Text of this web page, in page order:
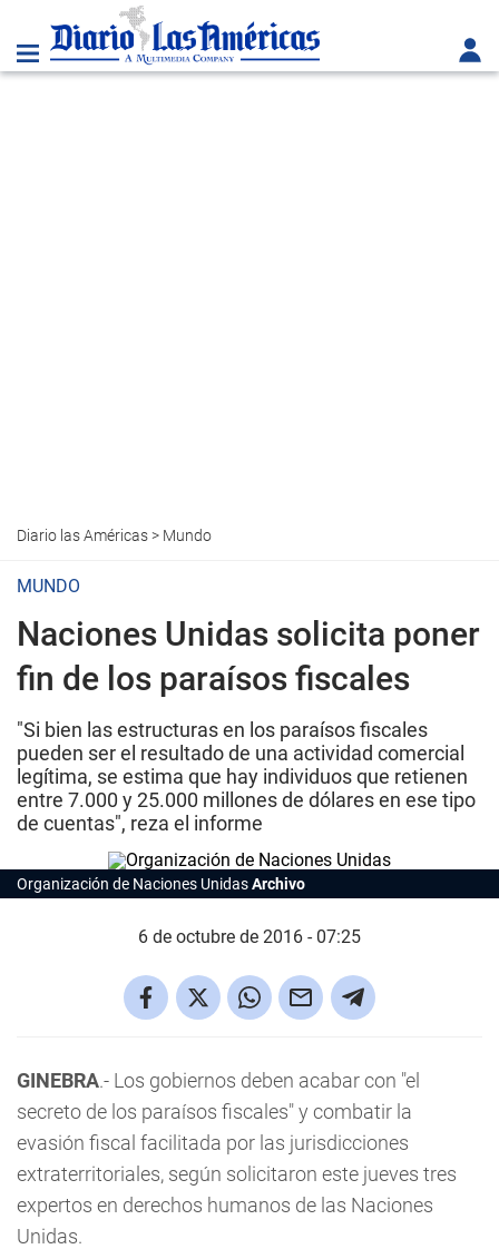
Diario las Américas> Mundo
MUNDO
Naciones Unidas solicita poner
fin de los paraísos fiscales
"Si bien las estructuras en los paraísos fiscales
pueden ser el resultado de una actividad comercial
legítima, se estima que hay individuos que retienen
entre 7.000 y 25.000 millones de dólares en ese tipo
de cuentas", reza el informe
Organización de Naciones UnidasArchivo
6 de octubre de 2016 - 07:25
GINEBRA.- Los gobiernos deben acabar con "el
secreto de los paraísos fiscales" y combatir la
evasión fiscal facilitada por las jurisdicciones
extraterritoriales, según solicitaron este jueves tres
expertos en derechos humanos de las Naciones
Unidas.